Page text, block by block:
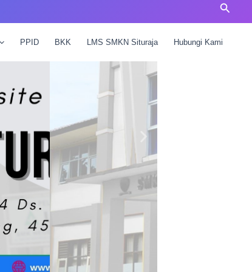
Cari
PPID BKK LMS SMKN Situraja Hubungi Kami